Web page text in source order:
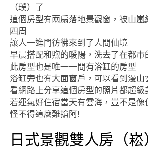
（璞）了
這個房型有兩扇落地景觀窗，被山嵐
四周
讓人一進門彷彿來到了人間仙境
早晨搭配和煦的暖陽，洗去了在都市
此房型也是唯一一間有浴缸的房型
浴缸旁也有大面窗戶，可以看到漫山
看網路上分享這個房型的照片都超級
若運氣好住宿當天有雲海，豈不是像
怪不得這麼難搶阿!
日式景觀雙人房（崧）